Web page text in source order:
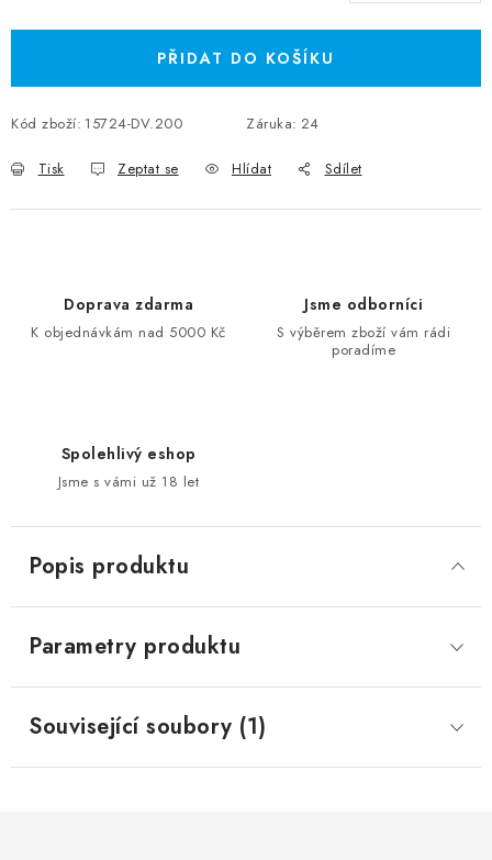
PŘIDAT DO KOŠÍKU
Kód zboží: 15724-DV.200 Záruka: 24
Tisk Zeptat se Hlídat Sdílet
Doprava zdarma
K objednávkám nad 5000 Kč
Jsme odborníci
S výběrem zboží vám rádi
poradíme
Spolehlivý eshop
Jsme s vámi už 18 let
Popis produktu
Parametry produktu
Související soubory (1)